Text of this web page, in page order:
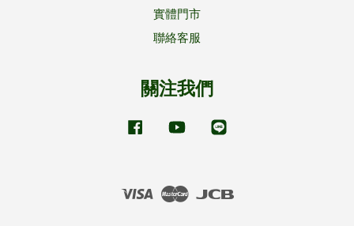
實體門市
聯絡客服
關注我們
Facebook YouTube
Visa Master JCB